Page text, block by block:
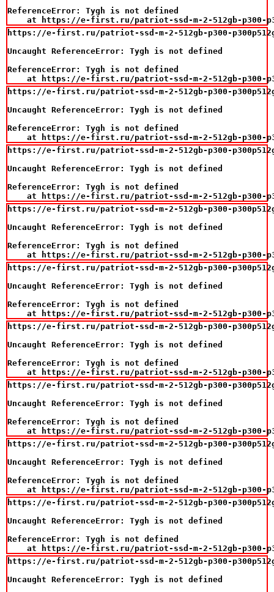
ReferenceError: Tygh is not defined
at https://e-first.ru/patriot-ssd-m-2-512gb-p300-
https://e-first.ru/patriot-ssd-m-2-512gb-p300-
Uncaught ReferenceError: Tygh is not defined
ReferenceError: Tygh is not defined
at https://e-first.ru/patriot-ssd-m-2-512gb-p300-
https://e-first.ru/patriot-ssd-m-2-512gb-p300-
Uncaught ReferenceError: Tygh is not defined
ReferenceError: Tygh is not defined
at https://e-first.ru/patriot-ssd-m-2-512gb-p300-
https://e-first.ru/patriot-ssd-m-2-512gb-p300-
Uncaught ReferenceError: Tygh is not defined
ReferenceError: Tygh is not defined
at https://e-first.ru/patriot-ssd-m-2-512gb-p300-
https://e-first.ru/patriot-ssd-m-2-512gb-p300-
Uncaught ReferenceError: Tygh is not defined
ReferenceError: Tygh is not defined
at https://e-first.ru/patriot-ssd-m-2-512gb-p300-
https://e-first.ru/patriot-ssd-m-2-512gb-p300-
Uncaught ReferenceError: Tygh is not defined
ReferenceError: Tygh is not defined
at https://e-first.ru/patriot-ssd-m-2-512gb-p300-
https://e-first.ru/patriot-ssd-m-2-512gb-p300-
Uncaught ReferenceError: Tygh is not defined
ReferenceError: Tygh is not defined
at https://e-first.ru/patriot-ssd-m-2-512gb-p300-
https://e-first.ru/patriot-ssd-m-2-512gb-p300-
Uncaught ReferenceError: Tygh is not defined
ReferenceError: Tygh is not defined
at https://e-first.ru/patriot-ssd-m-2-512gb-p300-
https://e-first.ru/patriot-ssd-m-2-512gb-p300-
Uncaught ReferenceError: Tygh is not defined
ReferenceError: Tygh is not defined
at https://e-first.ru/patriot-ssd-m-2-512gb-p300-
https://e-first.ru/patriot-ssd-m-2-512gb-p300-
Uncaught ReferenceError: Tygh is not defined
ReferenceError: Tygh is not defined
at https://e-first.ru/patriot-ssd-m-2-512gb-p300-
https://e-first.ru/patriot-ssd-m-2-512gb-p300-
Uncaught ReferenceError: Tygh is not defined